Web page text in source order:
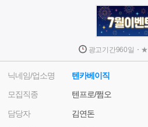
광고기간960일 · ★
닉네임/업소명
텐카베이직
모집직종
텐프로/쩜오
담당자 김연돈